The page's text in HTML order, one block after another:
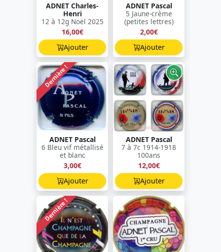
ADNET Charles-
Henri
12 à 12g Noël 2025
16,00€
Ajouter
ADNET Pascal
5 Jaune-crème
(petites lettres)
2,00€
Ajouter
Dernière !
ADNET Pascal
6 Bleu vif métallisé
et blanc
3,00€
Ajouter
ADNET Pascal
7 à 7c 1914-1918
100ans
12,00€
Ajouter
Dernière !